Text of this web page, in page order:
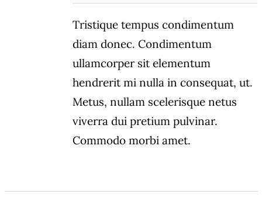
Tristique tempus condimentum
diam donec. Condimentum
ullamcorper sit elementum
hendrerit mi nulla in consequat, ut.
Metus, nullam scelerisque netus
viverra dui pretium pulvinar.
Commodo morbi amet.